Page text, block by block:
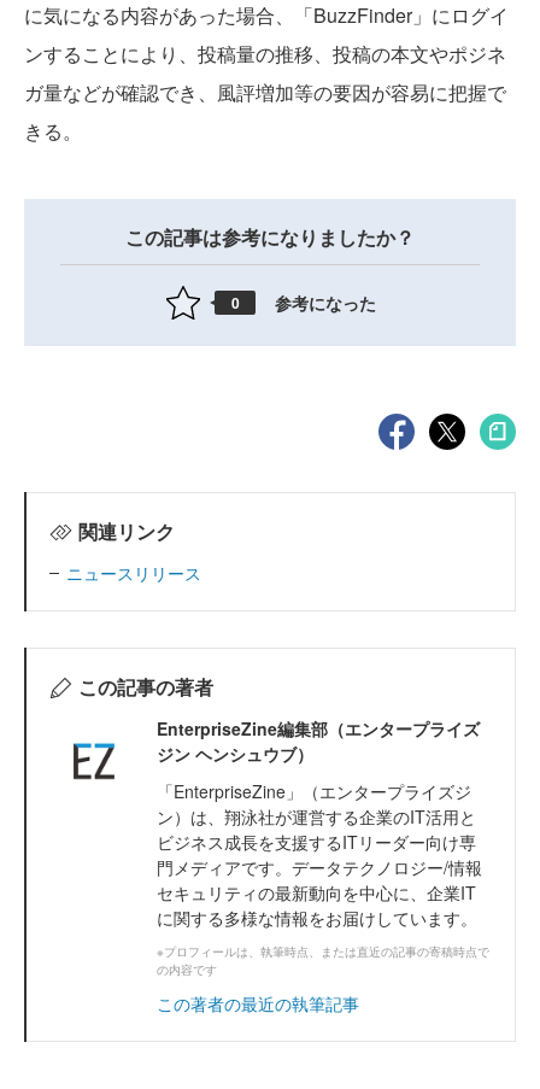
に気になる内容があった場合、「BuzzFinder」にログイ
ンすることにより、投稿量の推移、投稿の本文やポジネ
ガ量などが確認でき、風評増加等の要因が容易に把握で
きる。
この記事は参考になりましたか？
0 参考になった
関連リンク
ニュースリリース
この記事の著者
EnterpriseZine編集部（エンタープライズ
ジン ヘンシュウブ）
「EnterpriseZine」（エンタープライズジ
ン）は、翔泳社が運営する企業のIT活用と
ビジネス成長を支援するITリーダー向け専
門メディアです。データテクノロジー/情報
セキュリティの最新動向を中心に、企業IT
に関する多様な情報をお届けしています。
※プロフィールは、執筆時点、または直近の記事の寄稿時点で
の内容です
この著者の最近の執筆記事